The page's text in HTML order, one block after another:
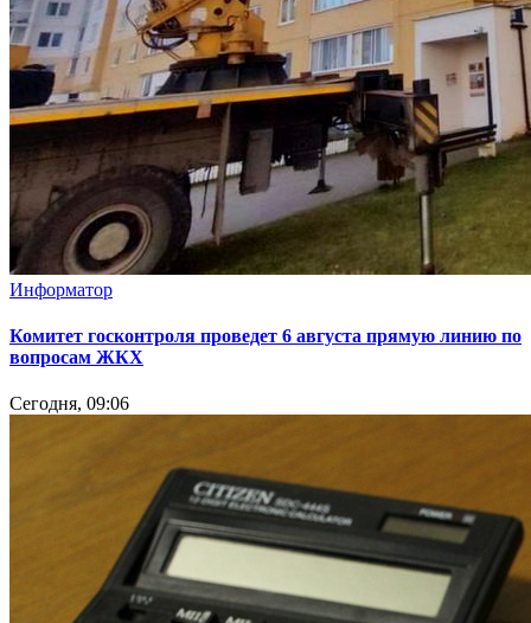
Информатор
Комитет госконтроля проведет 6 августа прямую линию по
вопросам ЖКХ
Сегодня, 09:06